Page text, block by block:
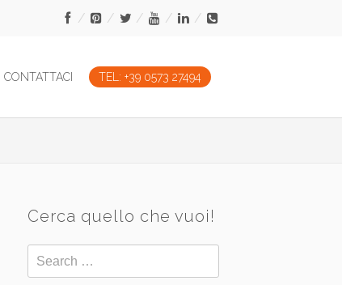
CONTATTACI TEL: +39 0573 27494
Cerca quello che vuoi!